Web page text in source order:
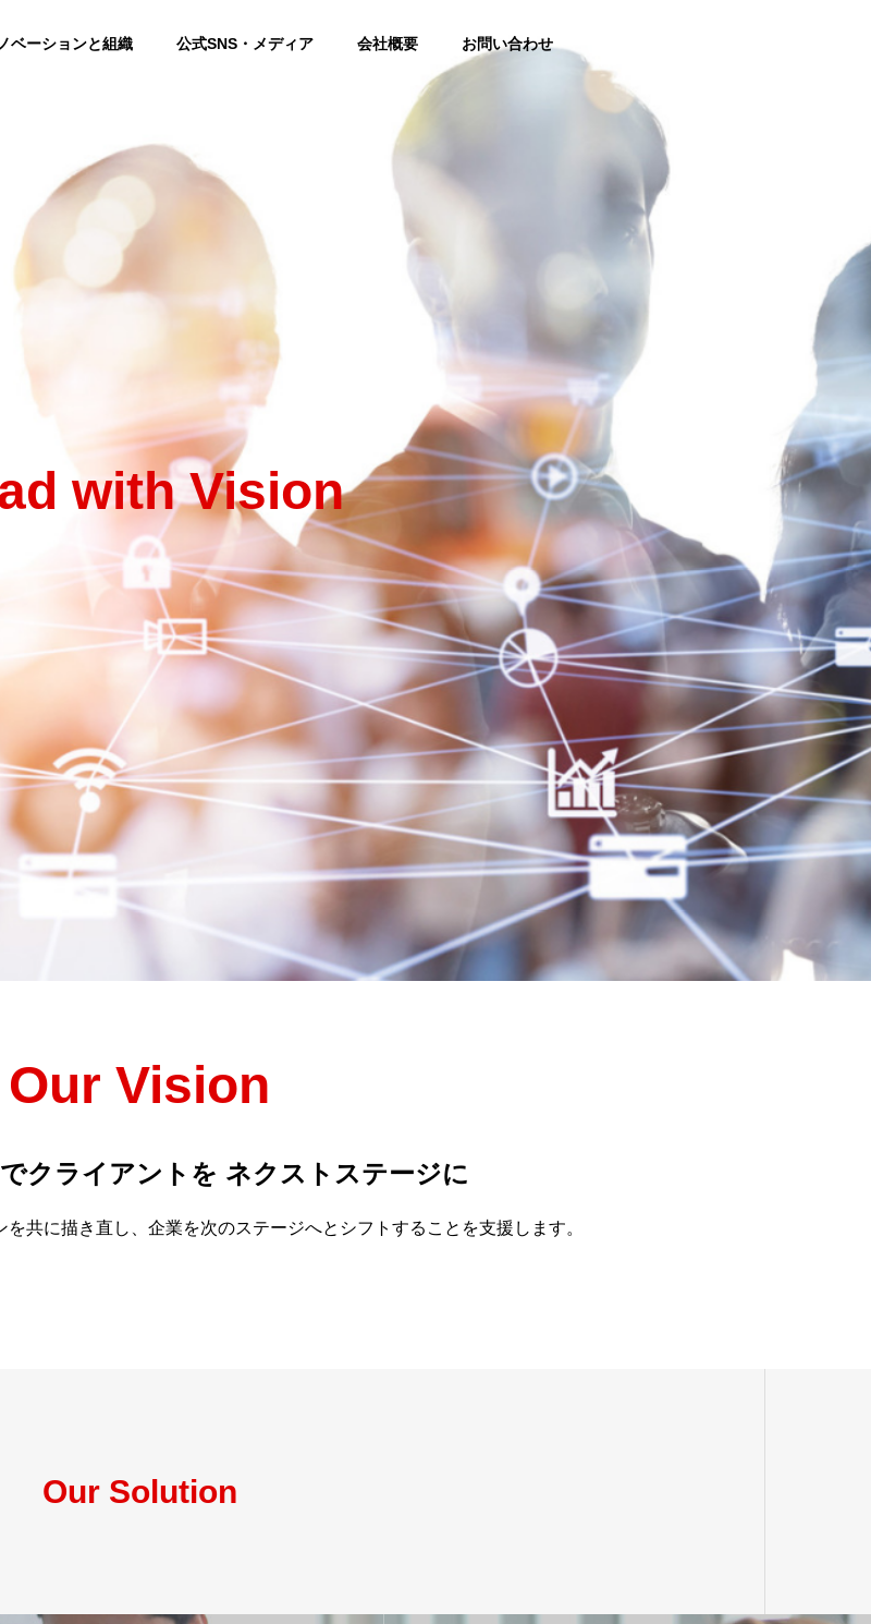
ベーションと組織 公式SNS・メディア 会社概要 お問い合わせ
Solution2
Shifting Leadership & Culture
Solution3
Shifting Organization & HR
Strategy
会長
COO
会社概要
d with Vision
Our Vision
クライアントを ネクストステージに
共に描き直し、企業を次のステージへとシフトすることを支援します。
Our Solution